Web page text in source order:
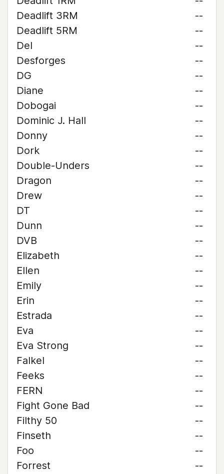
Deadlift 3RM
--
Deadlift 5RM
--
Del
--
Desforges
--
DG
--
Diane
--
Dobogai
--
Dominic J. Hall
--
Donny
--
Dork
--
Double-Unders
--
Dragon
--
Drew
--
DT
--
Dunn
--
DVB
--
Elizabeth
--
Ellen
--
Emily
--
Erin
--
Estrada
--
Eva
--
Eva Strong
--
Falkel
--
Feeks
--
FERN
--
Fight Gone Bad
--
Filthy 50
--
Finseth
--
Foo
--
Forrest
--